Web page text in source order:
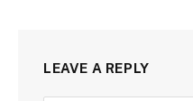
LEAVE A REPLY